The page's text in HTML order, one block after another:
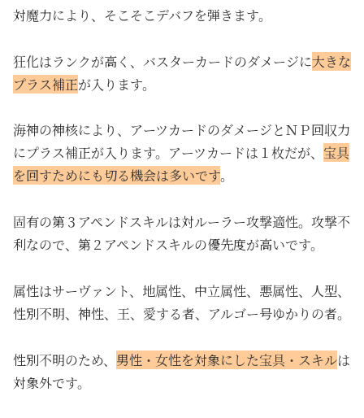
対魔力により、そこそこデバフを弾きます。
狂化はランクが高く、バスターカードのダメージに大きな
プラス補正が入ります。
海神の神核により、アーツカードのダメージとＮＰ回収力
にプラス補正が入ります。アーツカードは１枚だが、 宝具
を回すためにも切る機会は多いです。
固有の第３アペンドスキルは対ルーラー攻撃適性。攻撃不
利なので、第２アペンドスキルの優先度が高いです。
属性はサーヴァント、地属性、中立属性、悪属性、人型、
性別不明、神性、王、愛する者、アルゴー号ゆかりの者。
性別不明のため、 男性・女性を対象にした宝具・スキルは
対象外です。